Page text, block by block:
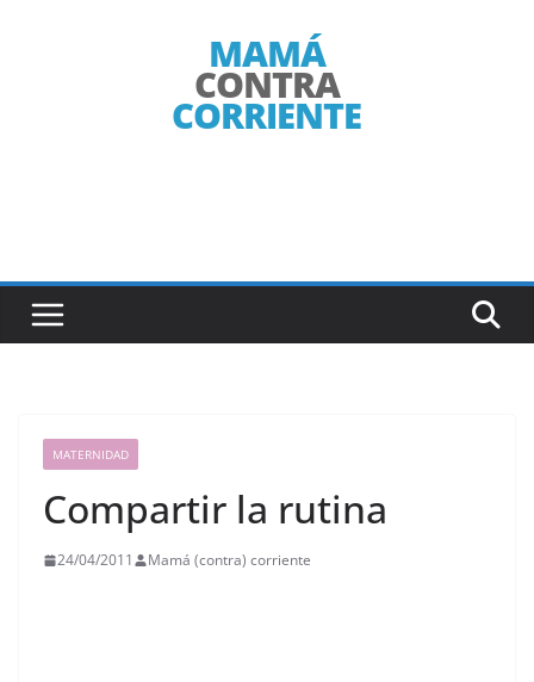
MATERNIDAD
Compartir la rutina
24/04/2011 Mamá (contra) corriente